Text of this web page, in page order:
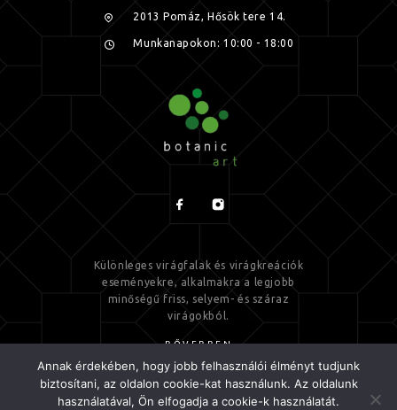
2013 Pomáz, Hősök tere 14.
Munkanapokon: 10:00 - 18:00
Különleges virágfalak és virágkreációk
eseményekre, alkalmakra a legjobb
minőségű friss, selyem- és száraz
virágokból.
BŐVEBBEN
Annak érdekében, hogy jobb felhasználói élményt tudjunk
biztosítani, az oldalon cookie-kat használunk. Az oldalunk
használatával, Ön elfogadja a cookie-k használatát.